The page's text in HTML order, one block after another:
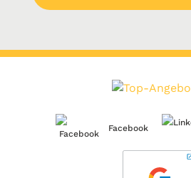
Facebook